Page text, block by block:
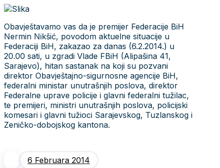
Obavještavamo vas da je premijer Federacije BiH
Nermin Nikšić, povodom aktuelne situacije u
Federaciji BiH, zakazao za danas (6.2.2014.) u
20.00 sati, u zgradi Vlade FBiH (Alipašina 41,
Sarajevo), hitan sastanak na koji su pozvani
direktor Obavještajno-sigurnosne agencije BiH,
federalni ministar unutrašnjih poslova, direktor
Federalne uprave policije i glavni federalni tužilac,
te premijeri, ministri unutrašnjih poslova, policijski
komesari i glavni tužioci Sarajevskog, Tuzlanskog i
Zeničko-dobojskog kantona.
6 Februara 2014